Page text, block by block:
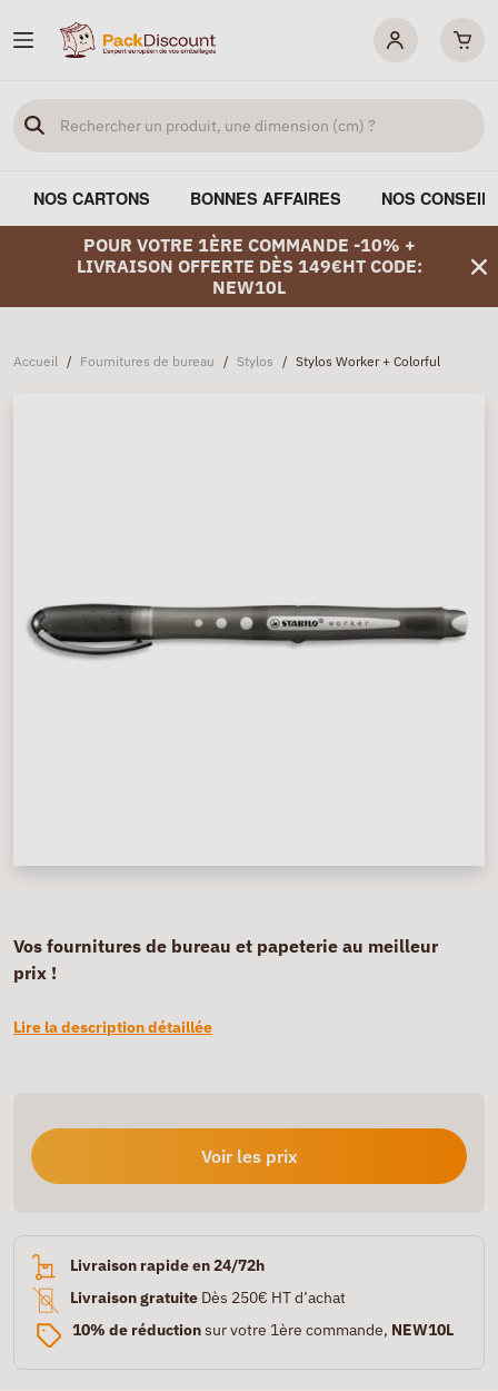
NOS CARTONS BONNES AFFAIRES NOS
POUR VOTRE 1ÈRE COMMANDE -10% +
LIVRAISON OFFERTE DÈS 149€HT CODE:
NEW10L
Accueil / Fournitures de bureau / Stylos / Stylos Worker + Colorful
Vos fournitures de bureau et papeterie au meilleur
prix !
Lire la description détaillée
Voir les prix
Livraison rapide en 24/72h
Livraison gratuite Dès 250€ HT d’achat
10% de réductionsur votre 1ère commande, NEW10L